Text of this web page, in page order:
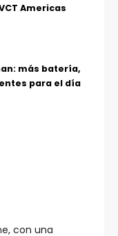
con una
Americas
más batería,
para el día